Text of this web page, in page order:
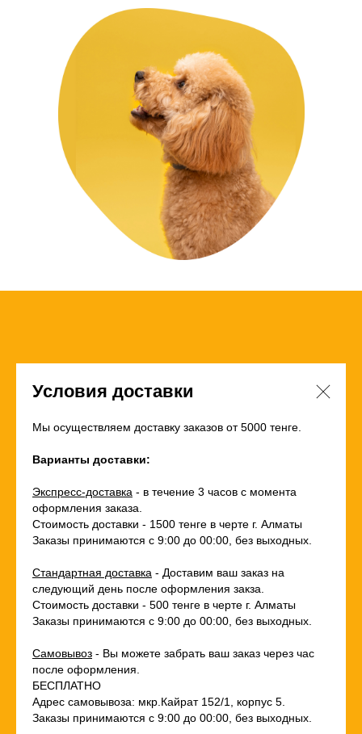
Условия доставки
Мы осуществляем доставку заказов от 5000 тенге.
Варианты доставки:
Экспресс-доставка - в течение 3 часов с момента
оформления заказа.
Стоимость доставки - 1500 тенге в черте г. Алматы
Заказы принимаются с 9:00 до 00:00, без выходных.
Стандартная доставка - Доставим ваш заказ на
следующий день после оформления закза.
Стоимость доставки - 500 тенге в черте г. Алматы
Заказы принимаются с 9:00 до 00:00, без выходных.
Самовывоз - Вы можете забрать ваш заказ через час
после оформления.
БЕСПЛАТНО
Адрес самовывоза: мкр.Кайрат 152/1, корпус 5.
Заказы принимаются с 9:00 до 00:00, без выходных.